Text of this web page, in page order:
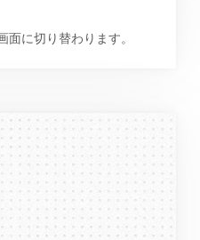
面に切り替わります。